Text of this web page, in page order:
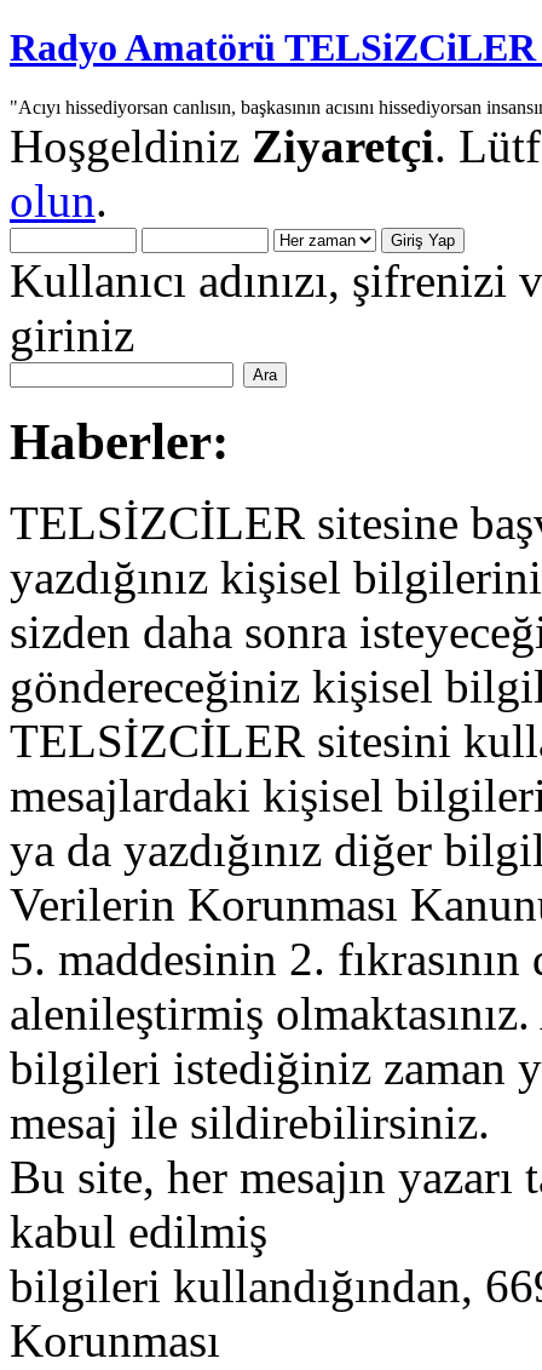
Radyo Amatörü
"Acıyı hissediyorsan canlısın, başkasının acısını hissediyorsan
Hoşgeldiniz Ziyaretçi.
olun.
Kullanıcı adınızı,
giriniz
Haberler:
TELSİZCİLER sitesine
yazdığınız kişisel
sizden daha sonra
göndereceğiniz kişisel
TELSİZCİLER sitesini
mesajlardaki kişisel
ya da yazdığınız diğer
Verilerin Korunması
5. maddesinin 2.
alenileştirmiş
bilgileri istediğiniz zaman
mesaj ile sildirebilirsiniz.
Bu site, her mesajın
kabul edilmiş
bilgileri kullandığından,
Korunması